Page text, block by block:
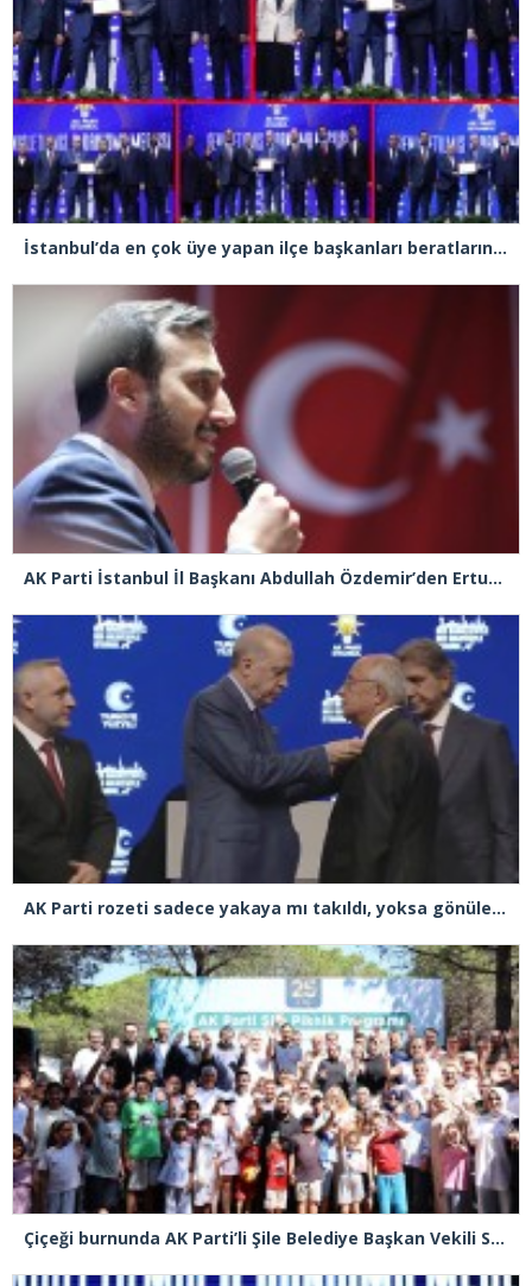
İstanbul’da en çok üye yapan ilçe başkanları beratlarını Cumhurbaşkanı Erdoğan’ın elinden aldı
AK Parti İstanbul İl Başkanı Abdullah Özdemir’den Ertuğrul Özkök’e “Franco” tepkisi
AK Parti rozeti sadece yakaya mı takıldı, yoksa gönüle takılmadı mı?
Çiçeği burnunda AK Parti’li Şile Belediye Başkan Vekili Sacit Terzi, teşkilatlarla piknikte buluştu